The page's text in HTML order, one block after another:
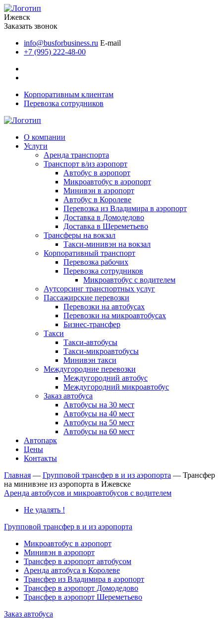
Ижевск
Заказать звонок
info@busforbusiness.ru E-mail
+7 (995) 222-48-00
Корпоративным клиентам
Перевозка сотрудников
О компании
Услуги
Аренда транспорта
Транспорт в/из аэропорт
Автобус в аэропорт
Микроавтобус в аэропорт
Минивэн в аэропорт
Автобус в Королеве
Перевозка из Владимира в аэропорт
Доставка в Домодедово
Доставка в Шереметьево
Трансферы на вокзал
Такси-минивэн на вокзал
Корпоративный транспорт
Перевозка рабочих
Перевозка сотрудников
Микроавтобус с водителем
Аутсорсинг транспортных услуг
Пассажирские перевозки
Перевозки на автобусах
Перевозки на микроавтобусах
Бизнес-трансфер
Такси
Такси-автобусы
Такси-микроавтобусы
Минивэн такси
Междугородние перевозки
Междугородний автобус
Междугородний микроавтобус
Заказ автобуса
Автобусы на 30 мест
Автобусы на 40 мест
Автобусы на 50 мест
Автобусы на 60 мест
Автопарк
Цены
Контакты
Главная — Групповой трансфер в и из аэропорта — Трансфер
на минивэне из аэропорта в Ижевске
Аренда автобусов и микроавтобусов с водителем
Не удалять !
Групповой трансфер в и из аэропорта
Микроавтобус в аэропорт
Минивэн в аэропорт
Трансфер в аэропорт автобусом
Аренда автобуса в Королеве
Трансфер из Владимира в аэропорт
Трансфер в аэропорт Домодедово
Трансфер в аэропорт Шереметьево
Заказ автобуса